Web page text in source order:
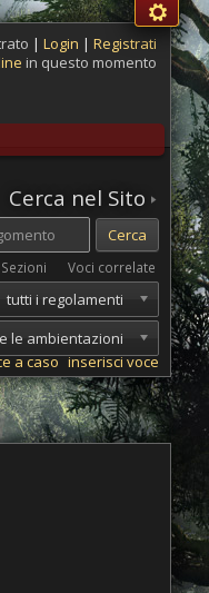
| Login |Registrati
in questo momento
Cerca nel Sito
Sezioni Voci correlate
tutti i regolamenti
le ambientazioni
a caso inserisci voce